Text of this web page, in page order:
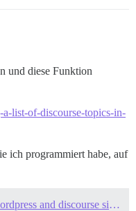
und diese Funktion
a-list-of-discourse-topics-in-
ich programmiert habe, auf
Forum for medical students - a wordpress and discourse site (praise and showcase)